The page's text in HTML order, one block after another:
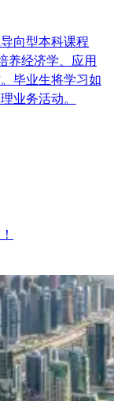
向型本科课程
养经济学、应用
毕业生将学习如
业务活动。